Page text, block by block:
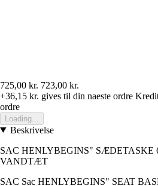
725,00 kr. 723,00 kr.
+36,15 kr. gives til din naeste ordre
ordre
Loading...
Beskrivelse
SAC HENLYBEGINS" SÆDETASKE
VANDTÆT
SAC Sac HENLYBEGINS" SEAT